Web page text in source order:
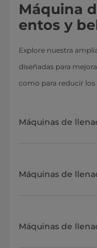
Máquina
entos y
Explore nuestra
diseñadas para
como para reducir los
Máquinas de
Máquinas de
Máquinas de